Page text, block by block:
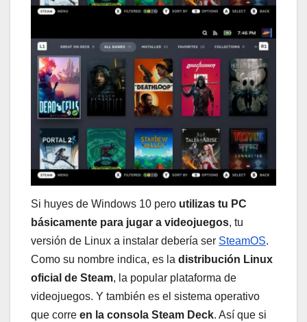
Si huyes de Windows 10 pero utilizas tu PC
básicamente para jugar a videojuegos, tu
versión de Linux a instalar debería ser SteamOS.
Como su nombre indica, es la distribución Linux
oficial de Steam, la popular plataforma de
videojuegos. Y también es el sistema operativo
que corre en la consola Steam Deck. Así que si